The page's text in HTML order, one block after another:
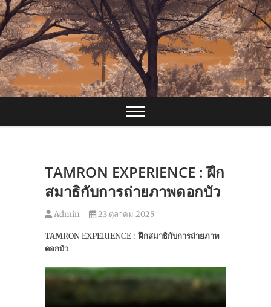
Skip
to
content
TAMRON EXPERIENCE : ฝึก
สมาธิกับการถ่ายภาพดอกบัว
Admin 23 ตุลาคม 2025
TAMRON EXPERIENCE :ฝึกสมาธิกับการถ่ายภาพ
ดอกบัว